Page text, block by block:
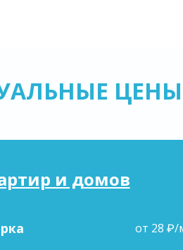
ЦЕНЫ
и домов
от 28 ₽/